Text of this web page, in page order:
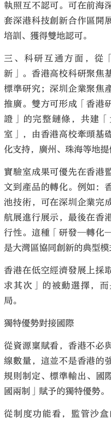
執照互不認可。可在前海
套深港科技創新合作區開
培訓、獲得雙地認可。
三、科研互通方面，從
新」。香港高校科研聚焦
標準研究；深圳企業聚焦
推廣。雙方可形成「香港
證」的完整鏈條，共建
室」，由香港高校牽頭基
化支持，廣州、珠海等地提
實驗室成果可優先在香港
文到產品的轉化。例如：
池技術，可在深圳企業完
航展進行展示，最後在香
行性。這種「研發─轉化
是大灣區協同創新的典型模
香港在低空經濟發展上採
求其次」的被動選擇，
局。
獨特優勢對接國際
從資源稟賦看，香港不必
線數量，這並不是香港的
規則制定、標準輸出、
國兩制」賦予的獨特優勢。
從制度功能看，監管沙